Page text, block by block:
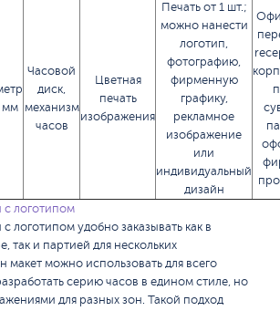
мм
Часовой
диск,
механизм
часов
Цветная
печать
изображения
Печать от 1 шт.;
можно нанести
логотип,
фотографию,
фирменную
графику,
рекламное
изображение
или
индивидуальный
дизайн
логотипом
логотипом удобно заказывать как в
так и партией для нескольких
можно использовать для всего
серию часов в едином стиле, но
для разных зон. Такой подход